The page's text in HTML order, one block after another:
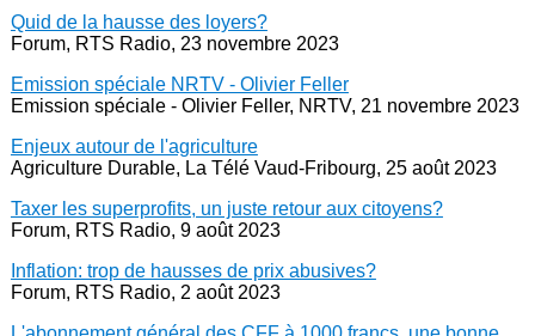
Quid de la hausse des loyers?
Forum, RTS Radio, 23 novembre 2023
Emission spéciale NRTV - Olivier Feller
Emission spéciale - Olivier Feller, NRTV, 21 novembre 2023
Enjeux autour de l'agriculture
Agriculture Durable, La Télé Vaud-Fribourg, 25 août 2023
Taxer les superprofits, un juste retour aux citoyens?
Forum, RTS Radio, 9 août 2023
Inflation: trop de hausses de prix abusives?
Forum, RTS Radio, 2 août 2023